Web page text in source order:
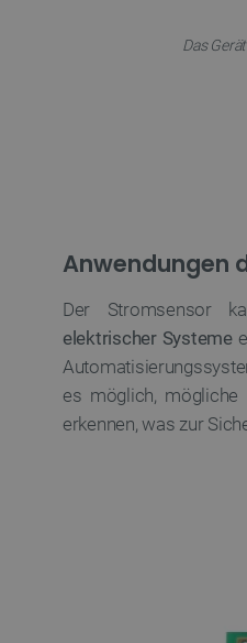
Das
Anwendungen
Der Stromsensor
elektrischer Systeme
es möglich, mögliche
erkennen, was zur